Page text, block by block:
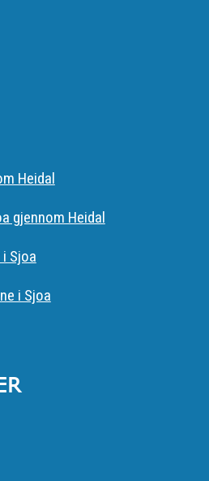
Heidal
gjennom Heidal
Sjoa
i Sjoa